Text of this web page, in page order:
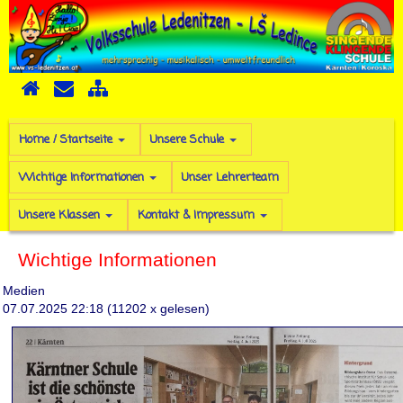
Home / Startseite Unsere Schule
Wichtige Informationen Unser Lehrerteam
Unsere Klassen Kontakt & Impressum
Wichtige Informationen
Medien
07.07.2025 22:18 (11202 x gelesen)